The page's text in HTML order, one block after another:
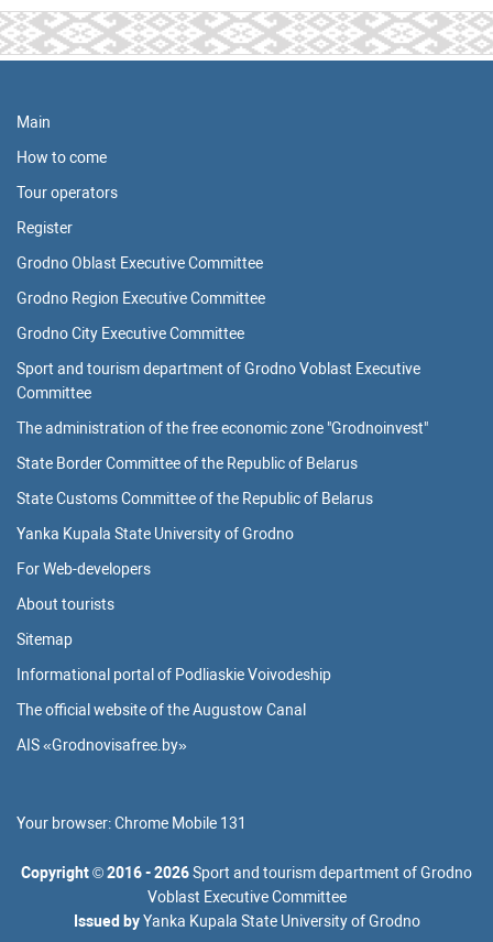
Main
How to come
Tour operators
Register
Grodno Oblast Executive Committee
Grodno Region Executive Committee
Grodno City Executive Committee
Sport and tourism department of Grodno Voblast Executive
Committee
The administration of the free economic zone "Grodnoinvest"
State Border Committee of the Republic of Belarus
State Customs Committee of the Republic of Belarus
Yanka Kupala State University of Grodno
For Web-developers
About tourists
Sitemap
Informational portal of Podliaskie Voivodeship
The official website of the Augustow Canal
AIS «Grodnovisafree.by»
Your browser:Chrome Mobile 131
Copyright©2016 - 2026Sport and tourism department of Grodno
Voblast Executive Committee
Issued by Yanka Kupala State University of Grodno